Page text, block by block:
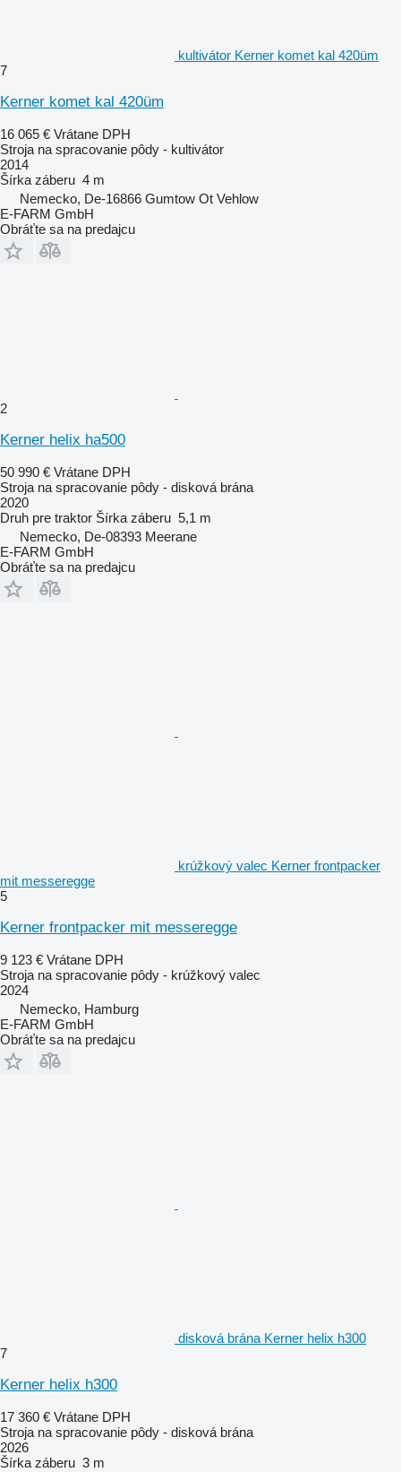
kultivátor Kerner komet kal 420üm
7
Kerner komet kal 420üm
16 065 € Vrátane DPH
Stroja na spracovanie pôdy - kultivátor
2014
Šírka záberu 4 m
Nemecko, De-16866 Gumtow Ot Vehlow
E-FARM GmbH
Obráťte sa na predajcu
2
Kerner helix ha500
50 990 € Vrátane DPH
Stroja na spracovanie pôdy - disková brána
2020
Druh pre traktor Šírka záberu 5,1 m
Nemecko, De-08393 Meerane
E-FARM GmbH
Obráťte sa na predajcu
krúžkový valec Kerner frontpacker
mit messeregge
5
Kerner frontpacker mit messeregge
9 123 € Vrátane DPH
Stroja na spracovanie pôdy - krúžkový valec
2024
Nemecko, Hamburg
E-FARM GmbH
Obráťte sa na predajcu
disková brána Kerner helix h300
7
Kerner helix h300
17 360 € Vrátane DPH
Stroja na spracovanie pôdy - disková brána
2026
Šírka záberu 3 m